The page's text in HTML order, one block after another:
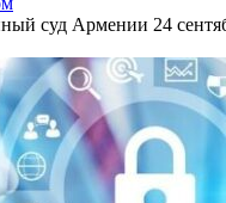
суд Армении 24